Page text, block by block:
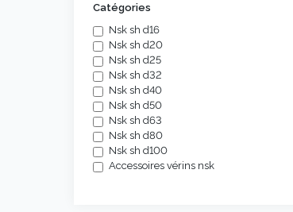
Catégories
Nsk sh d16
Nsk sh d20
Nsk sh d25
Nsk sh d32
Nsk sh d40
Nsk sh d50
Nsk sh d63
Nsk sh d80
Nsk sh d100
Accessoires vérins nsk